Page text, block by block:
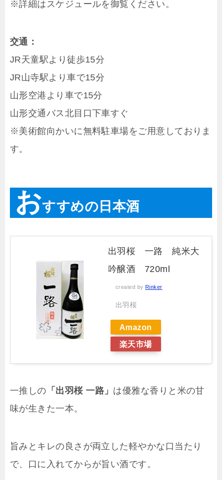
※詳細はスケジュールを御覧ください。
交通：
JR天童駅より徒歩15分
JR山寺駅より車で15分
山形空港より車で15分
山形交通バス北目口下車すぐ
※美術館向かいに無料駐車場をご用意しておりま
す。
おすすめの日本酒
出羽桜 一路 純米大
吟醸酒 720ml
created by Rinker
出羽桜
Amazon
楽天市場
一推しの 「出羽桜 一路」 は優雅な香りと米の甘
味が生きた一本。
旨みとキレの良さが両立した軽やかな口当たり
で、口に入れてからが旨い酒です。